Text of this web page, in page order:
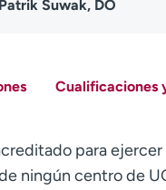
Patrik Suwak, DO
Cualificaciones
para
ningún centro de